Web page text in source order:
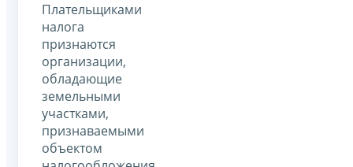
Плательщиками
налога
признаются
организации,
обладающие
земельными
участками,
признаваемыми
объектом